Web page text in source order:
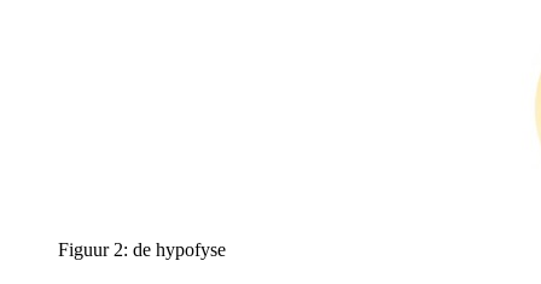
Figuur 2: de hypofyse